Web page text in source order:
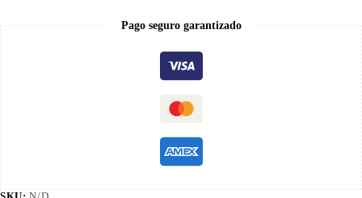
Pago seguro garantizado